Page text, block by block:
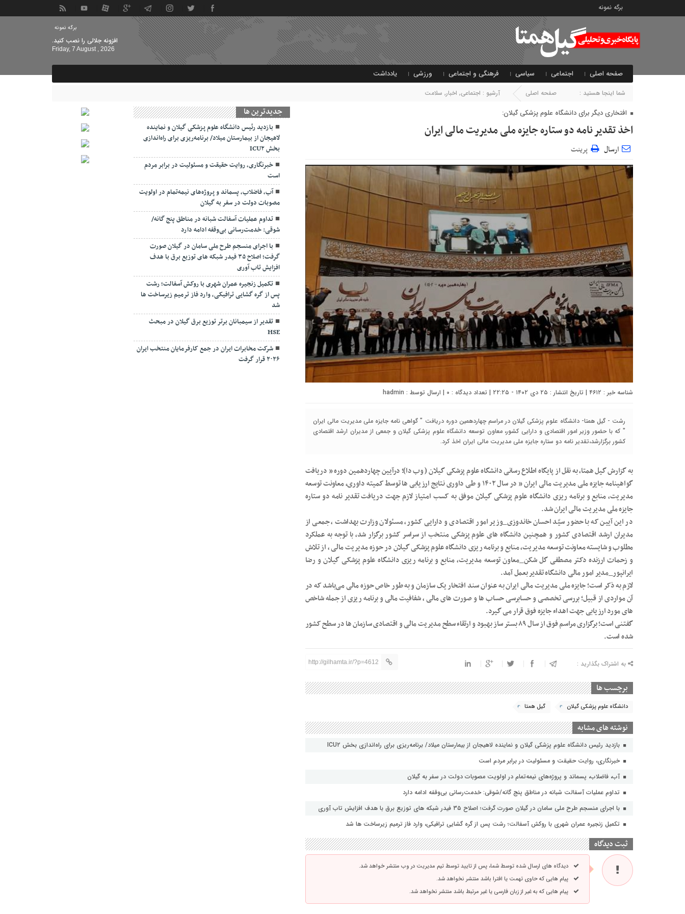
برگه نمونه
برگه نمونه
افزونه جلالی را نصب کنید.
Friday, 7 August , 2026
صفحه اصلی اجتماعی سیاسی فرهنگی و اجتماعی ورزشی یادداشت
شما اینجا هستید : صفحه اصلی آرشیو : اجتماعی, اخبار, سلامت
افتخاری دیگر برای دانشگاه علوم پزشکی گیلان:
اخذ تقدیر نامه دو ستاره جایزه ملی مدیریت مالی ایران
ارسال پرینت
شناسه خبر : ۴۶۱۲ | تاریخ انتشار : ۲۵ دی ۱۴۰۲ - ۲۲:۲۵ | تعداد دیدگاه : ۰ | ارسال توسط : hadmin
رشت - گیل همتا- دانشگاه علوم پزشکی گیلان در مراسم چهاردهمین دوره دریافت " گواهی نامه جایزه ملی مدیریت مالی ایران
" که با حضور وزیر امور اقتصادی و دارایی کشور، معاون توسعه دانشگاه علوم پزشکی گیلان و جمعی از مدیران ارشد اقتصادی
کشور برگزارشد،تقدیر نامه دو ستاره جایزه ملی مدیریت مالی ایران اخذ کرد.
به گزارش گیل همتا، به نقل از پایگاه اطلاع رسانی دانشگاه علوم پزشکی گیلان ( وب دا)؛ درآیین چهاردهمین دوره ” دریافت
گواهینامه جایزه ملی مدیریت مالی ایران ” در سال ۱۴۰۲ و طی داوری نتایج ارزیابی ها توسط کمیته داوری، معاونت توسعه
مدیریت، منابع و برنامه ریزی دانشگاه علوم پزشکی گیلان موفق به کسب امتیاز لازم جهت دریافت تقدیر نامه دو ستاره
جایزه ملی مدیریت مالی ایران شد.
در این آیین که با حضور سیّد احسان خاندوزی_وزیر امور اقتصادی و دارایی کشور، مسئولان وزارت بهداشت ، جمعی از
مدیران ارشد اقتصادی کشور و همچنین دانشگاه های علوم پزشکی منتخب از سراسر کشور برگزار شد، با توجه به عملکرد
مطلوب و شایسته معاونت توسعه مدیریت، منابع و برنامه ریزی دانشگاه علوم پزشکی گیلان در حوزه مدیریت مالی ، از تلاش
و زحمات ارزنده دکتر مصطفی گل شکن_معاون توسعه مدیریت، منابع و برنامه ریزی دانشگاه علوم پزشکی گیلان و رضا
ایرانپور_مدیر امور مالی دانشگاه تقدیر بعمل آمد.
لازم به ذکر است؛ جایزه ملی مدیریت مالی ایران به عنوان سند افتخار یک سازمان و به طور خاص حوزه مالی می‌باشد که در
آن مواردی از قبیل؛ بررسی تخصصی و حسابرسی حساب ها و صورت های مالی ، شفافیت مالی و برنامه ریزی از جمله شاخص
های مورد ارزیابی جهت اهداء جایزه فوق قرار می گیرد.
گفتنی است؛ برگزاری مراسم فوق از سال ۸۹ بستر ساز بهبود و ارتقاء سطح مدیریت مالی و اقتصادی سازمان ها در سطح کشور
شده است.
به اشتراک بگذارید : http://gilhamta.ir/?p=4612
برچسب ها
دانشگاه علوم پزشکی گیلان گیل همتا
نوشته های مشابه
بازدید رئیس دانشگاه علوم پزشکی گیلان و نماینده لاهیجان از بیمارستان میلاد/ برنامه‌ریزی برای راه‌اندازی بخش ICU۲
خبرنگاری، روایت حقیقت و مسئولیت‌ در برابر مردم است
آب، فاضلاب، پسماند و پروژه‌های نیمه‌تمام در اولویت مصوبات دولت در سفر به گیلان
تداوم عملیات آسفالت‌ شبانه در مناطق پنج گانه/شوقی: خدمت‌رسانی بی‌وقفه ادامه دارد
با اجرای منسجم طرح ملی سامان در گیلان صورت گرفت؛ اصلاح ۳۵ فیدر شبکه های توزیع برق با هدف افزایش تاب آوری
تکمیل زنجیره عمران شهری با روکش آسفالت؛ رشت پس از گره گشایی ترافیکی، وارد فاز ترمیم زیرساخت ها شد
ثبت دیدگاه
دیدگاه های ارسال شده توسط شما، پس از تایید توسط تیم مدیریت در وب منتشر خواهد شد.
پیام هایی که حاوی تهمت یا افترا باشد منتشر نخواهد شد.
پیام هایی که به غیر از زبان فارسی یا غیر مرتبط باشد منتشر نخواهد شد.
جديدترين ها
بازدید رئیس دانشگاه علوم پزشکی گیلان و نماینده
لاهیجان از بیمارستان میلاد/ برنامه‌ریزی برای راه‌اندازی
بخش ICU۲
خبرنگاری، روایت حقیقت و مسئولیت‌ در برابر مردم
است
آب، فاضلاب، پسماند و پروژه‌های نیمه‌تمام در اولویت
مصوبات دولت در سفر به گیلان
تداوم عملیات آسفالت‌ شبانه در مناطق پنج گانه/
شوقی: خدمت‌رسانی بی‌وقفه ادامه دارد
با اجرای منسجم طرح ملی سامان در گیلان صورت
گرفت؛ اصلاح ۳۵ فیدر شبکه های توزیع برق با هدف
افزایش تاب آوری
تکمیل زنجیره عمران شهری با روکش آسفالت؛ رشت
پس از گره گشایی ترافیکی، وارد فاز ترمیم زیرساخت ها
شد
تقدیر از سیمبانان برتر توزیع برق گیلان در مبحث
HSE
شرکت مخابرات ایران در جمع کارفرمایان منتخب ایران
۲۰۲۶ قرار گرفت